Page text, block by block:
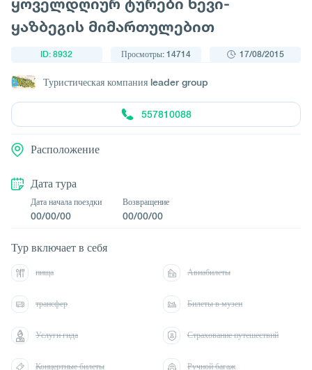
ყაზბეგის მიმართულებით
ID: 8932 Просмотры: 14714 17/08/2015
Туристическая компания leader group
557810088
Расположение
Дата тура
Дата начала поездки
00/00/00
Возвращение
00/00/00
Тур включает в себя
пища Авиабилеты
трансфер Билеты в музеи
Услуги гида Страхование путешествий
Концертные билеты Ручной багаж